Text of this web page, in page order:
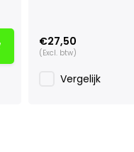
€27,50
(Excl. btw)
Vergelijk